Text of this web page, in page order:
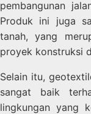
pembangunan
Produk ini juga
tanah, yang
proyek konstruksi
Selain itu,
sangat baik
lingkungan yang